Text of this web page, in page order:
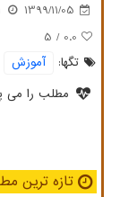
1399/11/05
0.0
/ 5
تگها:
آموزش
مطلب را می
تازه ترین